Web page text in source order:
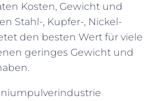
Kosten, Gewicht und
Stahl-, Kupfer-, Nickel-
den besten Wert für viele
geringes Gewicht und